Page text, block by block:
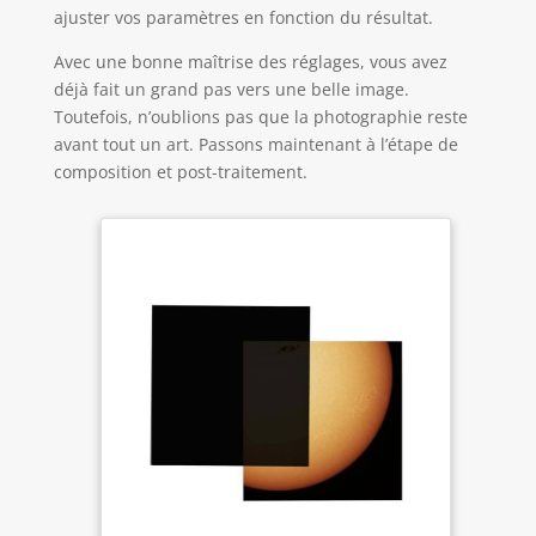
ajuster vos paramètres en fonction du résultat.
Avec une bonne maîtrise des réglages, vous avez
déjà fait un grand pas vers une belle image.
Toutefois, n’oublions pas que la photographie reste
avant tout un art. Passons maintenant à l’étape de
composition et post-traitement.